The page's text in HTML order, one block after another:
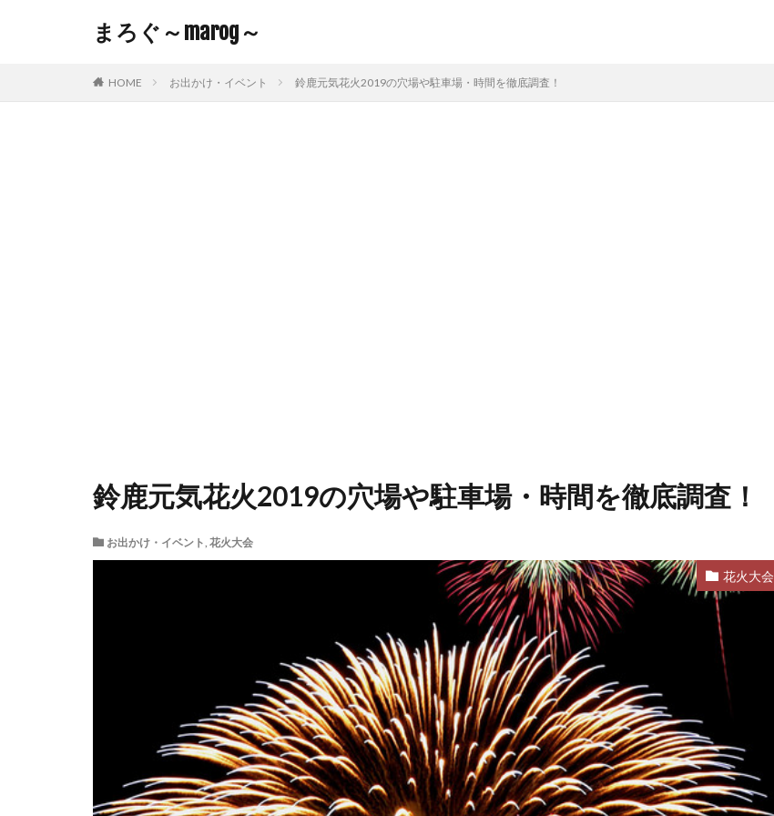
まろぐ～marog～
HOME お出かけ・イベント 鈴鹿元気花火2019の穴場や駐車場・時間を徹底調査！
鈴鹿元気花火2019の穴場や駐車場・時間を徹底調査！
お出かけ・イベント, 花火大会
花火大会